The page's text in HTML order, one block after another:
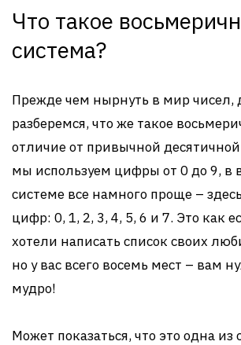
Что такое
система?
Прежде чем нырнуть в мир чисел,
разберемся, что же такое
отличие от привычной
мы используем цифры от 0 до 9, в
системе все намного проще –
цифр: 0, 1, 2, 3, 4, 5, 6 и 7. Это как
хотели написать список своих
но у вас всего восемь мест – вам
мудро!
Может показаться, что это одна из